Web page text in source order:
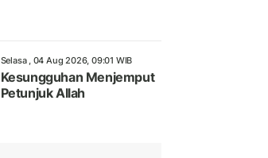
Selasa , 04 Aug 2026, 09:01 WIB
Kesungguhan Menjemput
Petunjuk Allah